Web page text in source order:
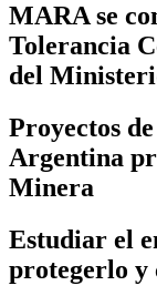
MARA se
Tolerancia
del
Proyectos
Argentina
Minera
Estudiar el
protegerlo y